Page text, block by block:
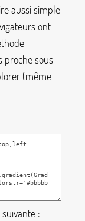
aussi simple
ont
proche sous
(même
: